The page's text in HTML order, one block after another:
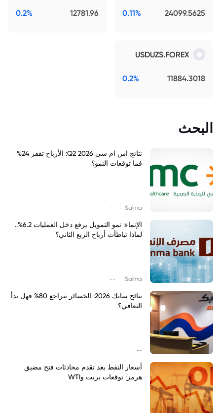
24099.5625
0.11%
12781.96
0.2%
USDUZS.FOREX
11884.3018
0.2%
البحث
نتائج اس ام سي Q2 2026: الأرباح تقفز 24%
فما توقعات النمو؟
Salma
--
الإنماء: نمو التمويل يرفع دخل العمليات 6.2%..
لماذا تباطأت أرباح الربع الثاني؟
Salma
--
نتائج سابك 2026: الخسائر تتراجع 80% فهل بدأ
التعافي؟
--
أسعار النفط بعد تقدم محادثات فتح مضيق
هرمز: توقعات برنت وWTI